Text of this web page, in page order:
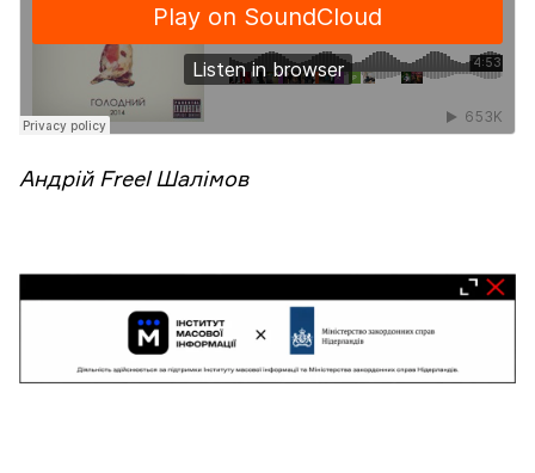
Андрій Freel Шалімов